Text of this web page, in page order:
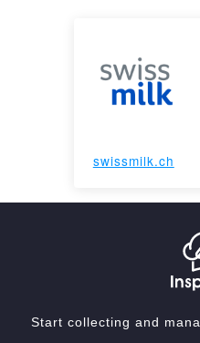
swissmilk.ch
Start collecting and